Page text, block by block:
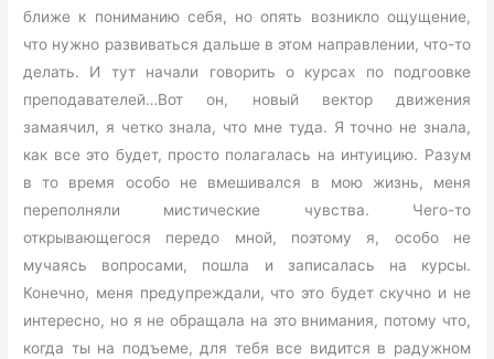
ближе к пониманию себя, но опять возникло ощущение,
что нужно развиваться дальше в этом направлении, что-то
делать. И тут начали говорить о курсах по подгоовке
преподавателей…Вот он, новый вектор движения
замаячил, я четко знала, что мне туда. Я точно не знала,
как все это будет, просто полагалась на интуицию. Разум
в то время особо не вмешивался в мою жизнь, меня
переполняли мистические чувства. Чего-то
открывающегося передо мной, поэтому я, особо не
мучаясь вопросами, пошла и записалась на курсы.
Конечно, меня предупреждали, что это будет скучно и не
интересно, но я не обращала на это внимания, потому что,
когда ты на подъеме, для тебя все видится в радужном